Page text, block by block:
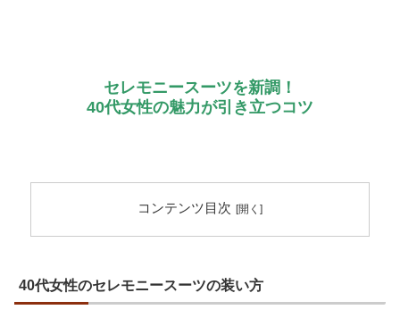
セレモニースーツを新調！
40代女性の魅力が引き立つコツ
コンテンツ目次
40代女性のセレモニースーツの装い方